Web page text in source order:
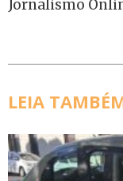
Jornalismo
LEIA